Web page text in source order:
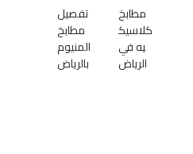
مطابخ
كلاسيك
يه في
الرياض
تفصيل
مطابخ
المنيوم
بالرياض